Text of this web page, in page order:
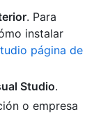
. Para
instalar
página de
Studio.
o empresa